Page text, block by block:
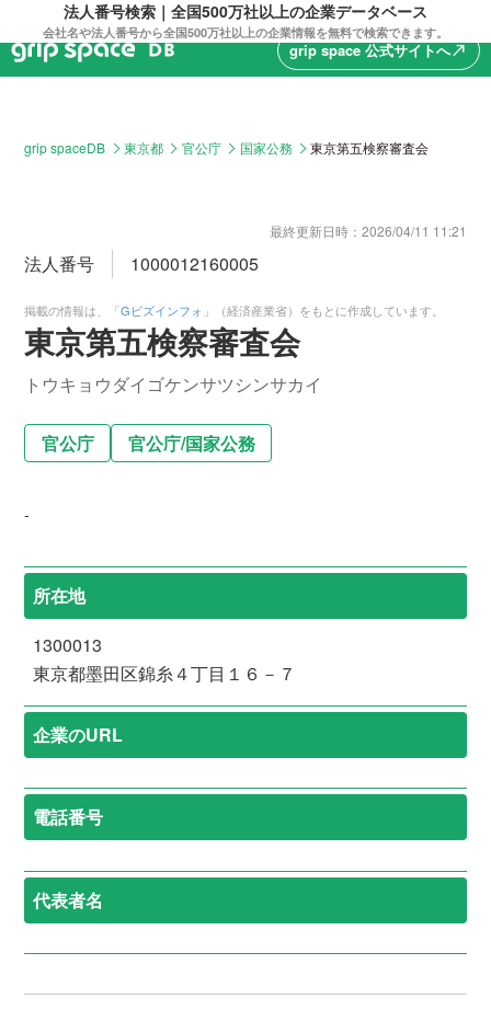
法人番号検索｜全国500万社以上の企業データベース
会社名や法人番号から全国500万社以上の企業情報を無料で検索できます。
grip space 公式サイトへnorth_east
grip spaceDB 東京都 官公庁 国家公務 東京第五検察審査会
最終更新日時： 2026/04/11 11:21
法人番号 1000012160005
掲載の情報は、「Gビズインフォ 」（経済産業省）をもとに作成しています。
東京第五検察審査会
トウキョウダイゴケンサツシンサカイ
官公庁 官公庁/国家公務
-
所在地
1300013
東京都墨田区錦糸４丁目１６－７
企業のURL
電話番号
代表者名